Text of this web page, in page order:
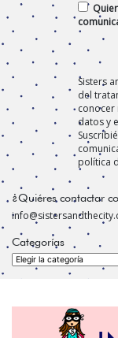
Sisters
del
conocer
datos y
política
¿Quiéres contactar
Categorías
Categorías